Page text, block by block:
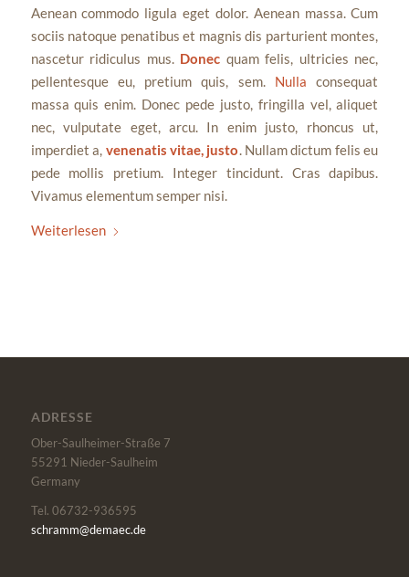
Aenean commodo ligula eget dolor. Aenean massa. Cum
sociis natoque penatibus et magnis dis parturient montes,
nascetur ridiculus mus. Donec quam felis, ultricies nec,
pellentesque eu, pretium quis, sem. Nulla consequat
massa quis enim. Donec pede justo, fringilla vel, aliquet
nec, vulputate eget, arcu. In enim justo, rhoncus ut,
imperdiet a, venenatis vitae, justo. Nullam dictum felis eu
pede mollis pretium. Integer tincidunt. Cras dapibus.
Vivamus elementum semper nisi.
Weiterlesen
ADRESSE
Ober-Saulheimer-Straße 7
55291 Nieder-Saulheim
Germany
Tel. 06732-936595
schramm@demaec.de